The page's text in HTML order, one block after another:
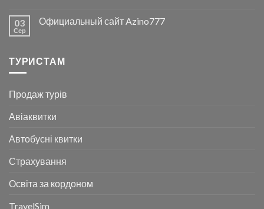
03
Сер
Официальный сайт Azino777
ТУРИСТАМ
Продаж турів
Авіаквитки
Автобусні квитки
Страхування
Освіта за кордоном
TravelSim